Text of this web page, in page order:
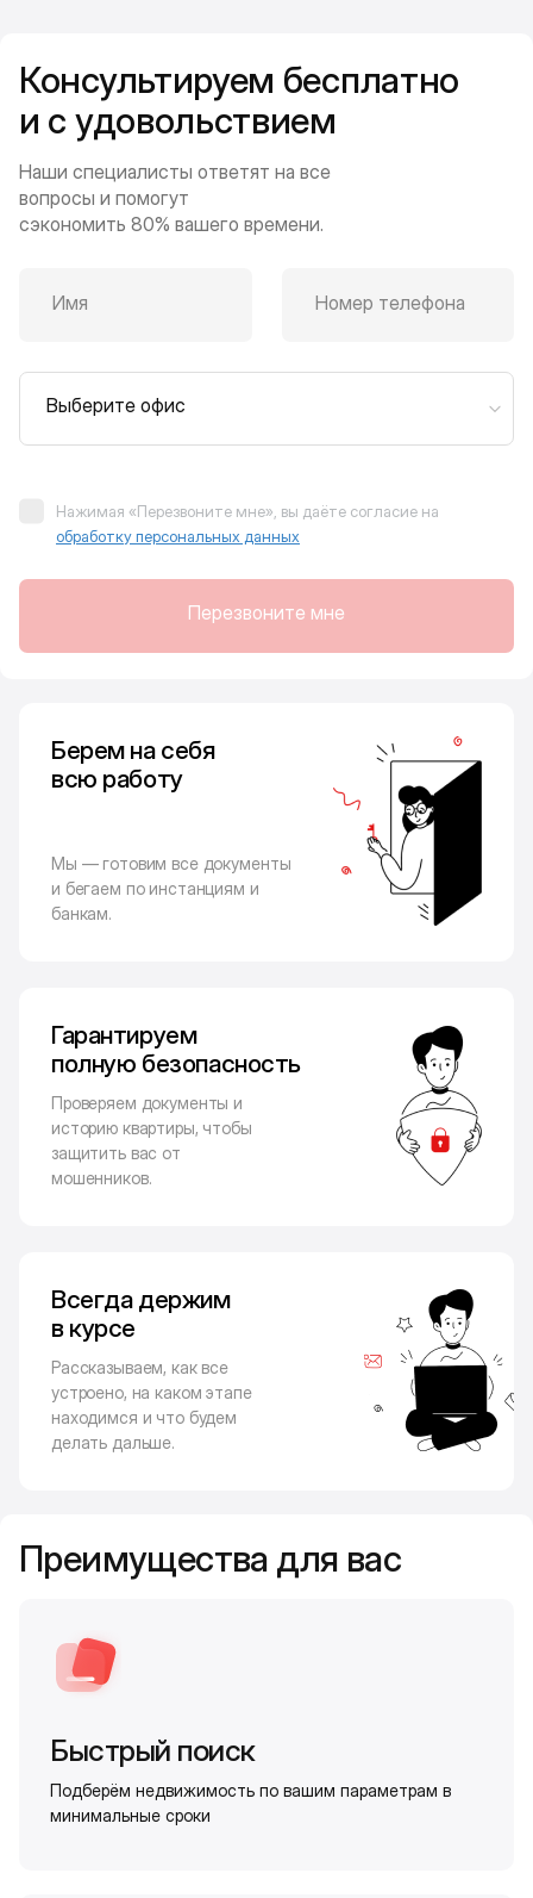
Консультируем бесплатно
и с удовольствием
Наши специалисты ответят на все
вопросы и помогут
сэкономить 80% вашего времени.
Имя Номер телефона
Выберите офис
Нажимая «Перезвоните мне», вы даёте согласие на
обработку персональных данных
Перезвоните мне
Берем на себя
всю работу
Мы — готовим все документы
и бегаем по инстанциям и
банкам.
Гарантируем
полную безопасность
Проверяем документы и
историю квартиры, чтобы
защитить вас от
мошенников.
Всегда держим
в курсе
Рассказываем, как все
устроено, на каком этапе
находимся и что будем
делать дальше.
Преимущества для вас
Быстрый поиск
Подберём недвижимость по вашим параметрам в
минимальные сроки